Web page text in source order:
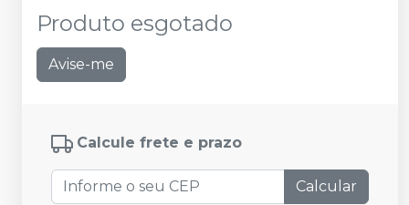
Produto esgotado
Avise-me
Calcule frete e prazo
Calcular